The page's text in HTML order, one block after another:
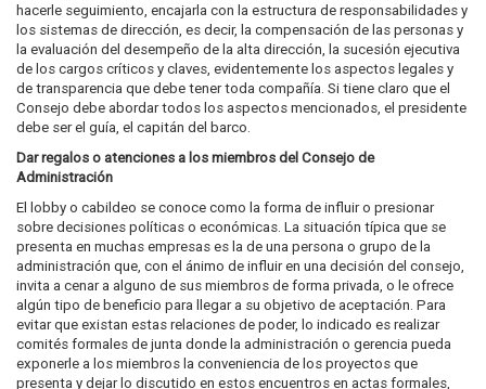
hacerle seguimiento, encajarla con la estructura de responsabilidades y
los sistemas de dirección, es decir, la compensación de las personas y
la evaluación del desempeño de la alta dirección, la sucesión ejecutiva
de los cargos críticos y claves, evidentemente los aspectos legales y
de transparencia que debe tener toda compañía. Si tiene claro que el
Consejo debe abordar todos los aspectos mencionados, el presidente
debe ser el guía, el capitán del barco.
Dar regalos o atenciones a los miembros del Consejo de
Administración
El lobby o cabildeo se conoce como la forma de influir o presionar
sobre decisiones políticas o económicas. La situación típica que se
presenta en muchas empresas es la de una persona o grupo de la
administración que, con el ánimo de influir en una decisión del consejo,
invita a cenar a alguno de sus miembros de forma privada, o le ofrece
algún tipo de beneficio para llegar a su objetivo de aceptación. Para
evitar que existan estas relaciones de poder, lo indicado es realizar
comités formales de junta donde la administración o gerencia pueda
exponerle a los miembros la conveniencia de los proyectos que
presenta y dejar lo discutido en estos encuentros en actas formales,